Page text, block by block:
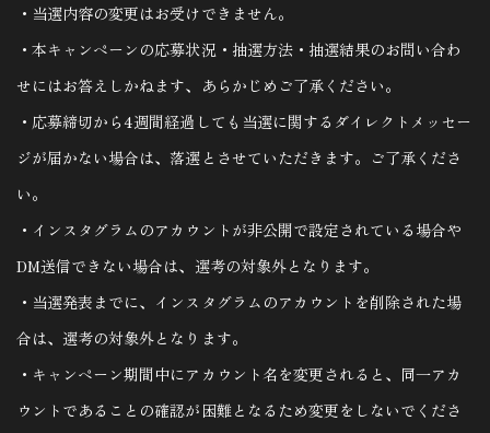
・当選内容の変更はお受けできません。
・本キャンペーンの応募状況・抽選方法・抽選結果のお問い合わ
せにはお答えしかねます、あらかじめご了承ください。
・応募締切から4週間経過しても当選に関するダイレクトメッセー
ジが届かない場合は、落選とさせていただきます。ご了承くださ
い。
・インスタグラムのアカウントが非公開で設定されている場合や
DM送信できない場合は、選考の対象外となります。
・当選発表までに、インスタグラムのアカウントを削除された場
合は、選考の対象外となります。
・キャンペーン期間中にアカウント名を変更されると、同一アカ
ウントであることの確認が困難となるため変更をしないでくださ